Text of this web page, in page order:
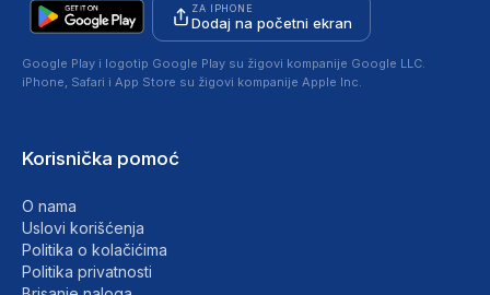
ZA IPHONE
Dodaj na početni ekran
Google Play i logotip Google Play su žigovi kompanije Google LLC.
iPhone, Safari i App Store su žigovi kompanije Apple Inc.
Korisnička pomoć
O nama
Uslovi korišćenja
Politika o kolačićima
Politika privatnosti